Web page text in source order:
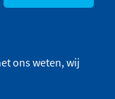
ons weten, wij